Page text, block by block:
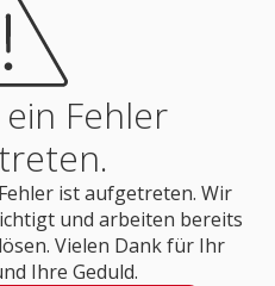
Fehler
ist aufgetreten. Wir
und arbeiten bereits
Vielen Dank für Ihr
Ihre Geduld.